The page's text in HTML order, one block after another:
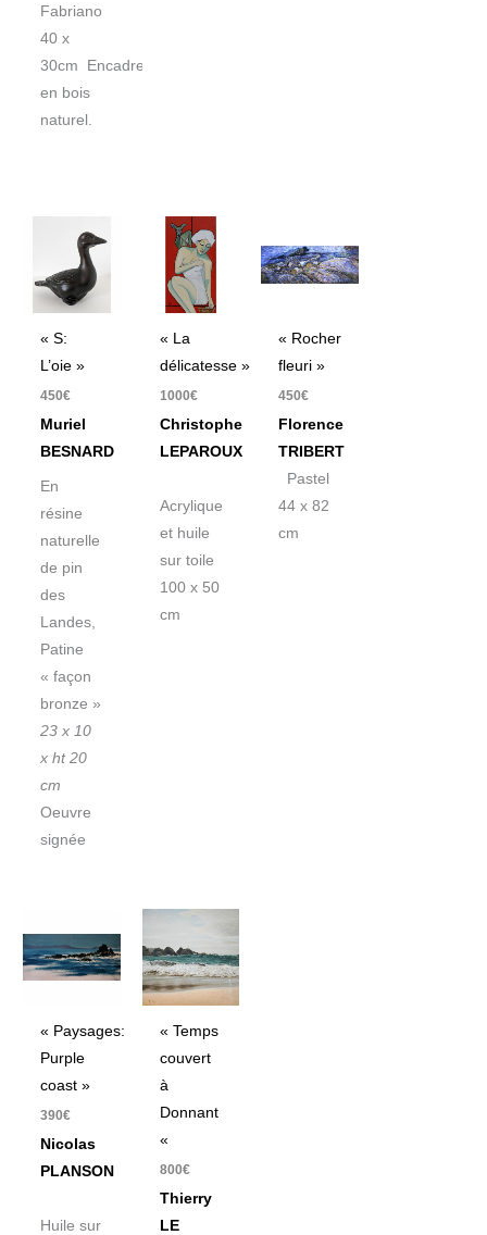
Fabriano
40 x
30cm Encadrement
en bois
naturel.
« S:
L’oie »
450€
Muriel
BESNARD
En
résine
naturelle
de pin
des
Landes,
Patine
« façon
bronze »
23 x 10
x ht 20
cm
Oeuvre
signée
« La
délicatesse »
1000€
Christophe
LEPAROUX
Acrylique
et huile
sur toile
100 x 50
cm
« Rocher
fleuri »
450€
Florence
TRIBERT
Pastel
44 x 82
cm
« Paysages:
Purple
coast »
390€
Nicolas
PLANSON
Huile sur
« Temps
couvert
à
Donnant
«
800€
Thierry
LE